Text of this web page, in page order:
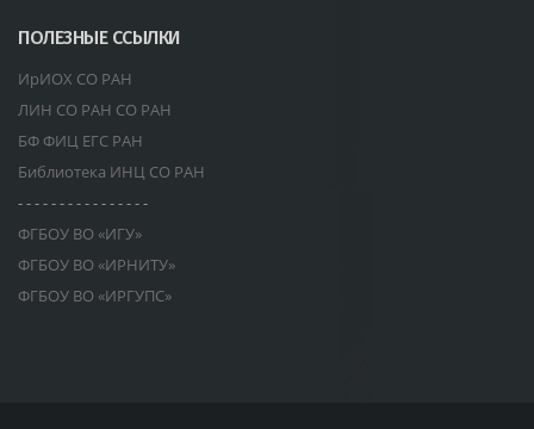
ПОЛЕЗНЫЕ ССЫЛКИ
ИрИОХ СО РАН
ЛИН СО РАН СО РАН
БФ ФИЦ ЕГС РАН
Библиотека ИНЦ СО РАН
- - - - - - - - - - - - - - - -
ФГБОУ ВО «ИГУ»
ФГБОУ ВО «ИРНИТУ»
ФГБОУ ВО «ИРГУПС»